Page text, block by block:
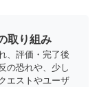
取り組み
、評価・完了後
の恐れや、少し
エストやユーザ